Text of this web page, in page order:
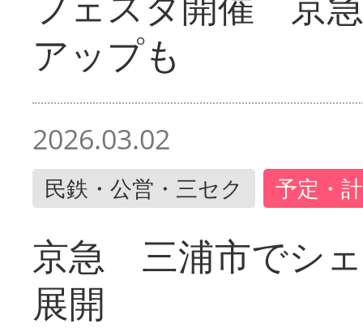
アップも
2026.03.02
民鉄・公営・三セク 予定・
京急 三浦市でシ
展開